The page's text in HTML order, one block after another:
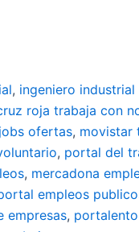
, ingeniero industrial
roja trabaja con
ofertas, movistar
, portal del
, mercadona
empleos
empresas,